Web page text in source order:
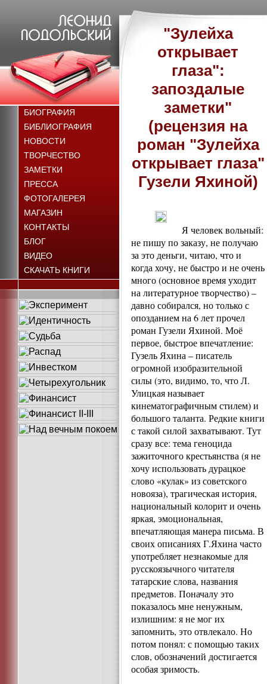
БИОГРАФИЯ
БИБЛИОГРАФИЯ
НОВОСТИ
ТВОРЧЕСТВО
ЗАМЕТКИ
ПРЕССА
ФОТОГАЛЕРЕЯ
МАГАЗИН
КОНТАКТЫ
БЛОГ
ВИДЕО
СКАЧАТЬ КНИГИ
"Зулейха
открывает
глаза":
запоздалые
заметки"
(рецензия на
роман "Зулейха
открывает глаза"
Гузели Яхиной)
Я человек вольный:
не пишу по заказу, не получаю
за это деньги, читаю, что и
когда хочу, не быстро и не очень
много (основное время уходит
на литературное творчество) –
давно собирался, но только с
опозданием на 6 лет прочел
роман Гузели Яхиной. Моё
первое, быстрое впечатление:
Гузель Яхина – писатель
огромной изобразительной
силы (это, видимо, то, что Л.
Улицкая называет
кинематографичным стилем) и
большого таланта. Редкие книги
с такой силой захватывают. Тут
сразу все: тема геноцида
зажиточного крестьянства (я не
хочу использовать дурацкое
слово «кулак» из советского
новояза), трагическая история,
национальный колорит и очень
яркая, эмоциональная,
впечатляющая манера письма. В
своих описаниях Г.Яхина часто
употребляет незнакомые для
русскоязычного читателя
татарские слова, названия
предметов. Поначалу это
показалось мне ненужным,
излишним: я не мог их
запомнить, это отвлекало. Но
потом понял: с помощью таких
слов, обозначений достигается
особая зримость.